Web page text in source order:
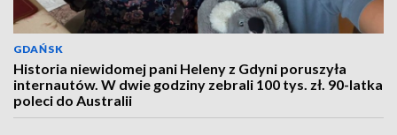
GDAŃSK
Historia niewidomej pani Heleny z Gdyni poruszyła
internautów. W dwie godziny zebrali 100 tys. zł. 90-latka
poleci do Australii